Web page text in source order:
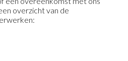
overzicht van de